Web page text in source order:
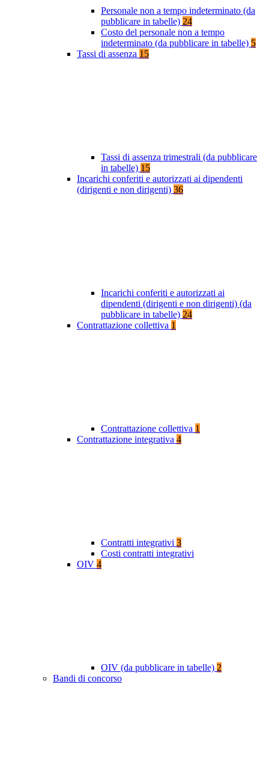
Personale non a tempo indeterminato (da
pubblicare in tabelle) 24
Costo del personale non a tempo
indeterminato (da pubblicare in tabelle) 5
Tassi di assenza 15
Tassi di assenza trimestrali (da pubblicare
in tabelle) 15
Incarichi conferiti e autorizzati ai dipendenti
(dirigenti e non dirigenti) 36
Incarichi conferiti e autorizzati ai
dipendenti (dirigenti e non dirigenti) (da
pubblicare in tabelle) 24
Contrattazione collettiva 1
Contrattazione collettiva 1
Contrattazione integrativa 4
Contratti integrativi 3
Costi contratti integrativi
OIV 4
OIV (da pubblicare in tabelle) 2
Bandi di concorso